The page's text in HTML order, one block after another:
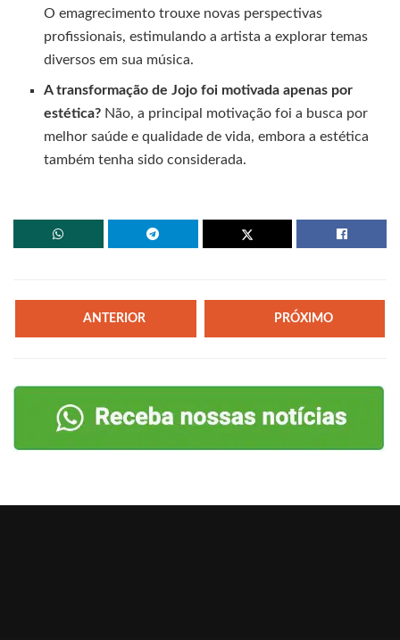
O emagrecimento trouxe novas perspectivas
profissionais, estimulando a artista a explorar temas
diversos em sua música.
A transformação de Jojo foi motivada apenas por
estética? Não, a principal motivação foi a busca por
melhor saúde e qualidade de vida, embora a estética
também tenha sido considerada.
ANTERIOR PRÓXIMO